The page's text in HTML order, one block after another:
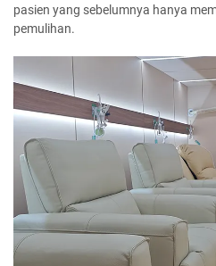
pasien yang sebelumnya hanya
pemulihan.